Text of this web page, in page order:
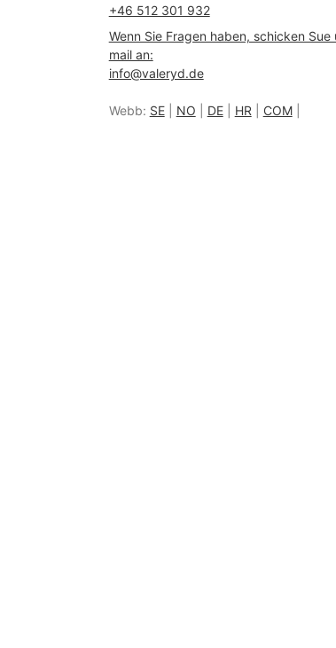
+46 512 301 932
Wenn Sie Fragen haben, schicken Sue
mail an:
info@valeryd.de
Webb: SE| NO DE| HR COM|